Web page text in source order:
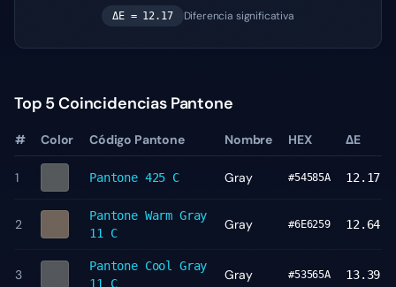
ΔE = 12.17 Diferencia significativa
Top 5 Coincidencias Pantone
# Color Código Pantone Nombre HEX ΔE
1 Pantone 425 C Gray #54585A 12.17
2
Pantone Warm Gray
11 C
Gray #6E6259 12.64
3
Pantone Cool Gray
11 C
Gray #53565A 13.39